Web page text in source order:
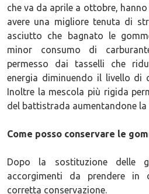
che va da aprile a ottobre,
avere una migliore tenuta di
asciutto che bagnato le
minor consumo di
permesso dai tasselli che
energia diminuendo il livello di
Inoltre la mescola più rigida
del battistrada aumentandone la
Come posso conservare le
Dopo la sostituzione delle
accorgimenti da prendere in
corretta conservazione.